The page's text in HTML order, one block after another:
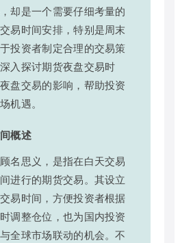
却是一个需要仔细考量的
易时间安排，特别是周末
投资者制定合理的交易策
入探讨期货夜盘交易时
盘交易的影响，帮助投资
机遇。
概述
名思义，是指在白天交易
进行的期货交易。其设立
易时间，方便投资者根据
调整仓位，也为国内投资
全球市场联动的机会。不